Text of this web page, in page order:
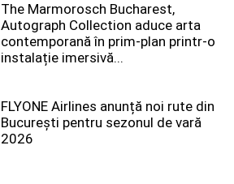
The Marmorosch Bucharest,
Autograph Collection aduce arta
contemporană în prim-plan printr-o
instalație imersivă...
FLYONE Airlines anunță noi rute din
București pentru sezonul de vară
2026